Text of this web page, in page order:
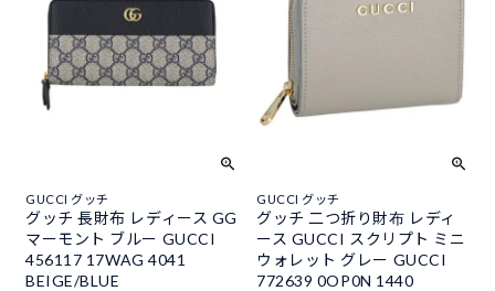
GUCCI グッチ
グッチ 長財布 レディース GG
マーモント ブルー GUCCI
456117 17WAG 4041
BEIGE/BLUE
GUCCI グッチ
グッチ 二つ折り財布 レディ
ース GUCCI スクリプト ミニ
ウォレット グレー GUCCI
772639 0OP0N 1440